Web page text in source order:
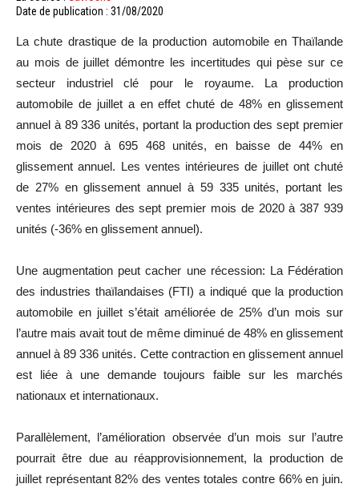
Date de publication : 31/08/2020
La chute drastique de la production automobile en Thaïlande
au mois de juillet démontre les incertitudes qui pèse sur ce
secteur industriel clé pour le royaume. La production
automobile de juillet a en effet chuté de 48% en glissement
annuel à 89 336 unités, portant la production des sept premier
mois de 2020 à 695 468 unités, en baisse de 44% en
glissement annuel. Les ventes intérieures de juillet ont chuté
de 27% en glissement annuel à 59 335 unités, portant les
ventes intérieures des sept premier mois de 2020 à 387 939
unités (-36% en glissement annuel).
Une augmentation peut cacher une récession: La Fédération
des industries thaïlandaises (FTI) a indiqué que la production
automobile en juillet s’était améliorée de 25% d’un mois sur
l’autre mais avait tout de même diminué de 48% en glissement
annuel à 89 336 unités. Cette contraction en glissement annuel
est liée à une demande toujours faible sur les marchés
nationaux et internationaux.
Parallèlement, l’amélioration observée d’un mois sur l’autre
pourrait être due au réapprovisionnement, la production de
juillet représentant 82% des ventes totales contre 66% en juin.